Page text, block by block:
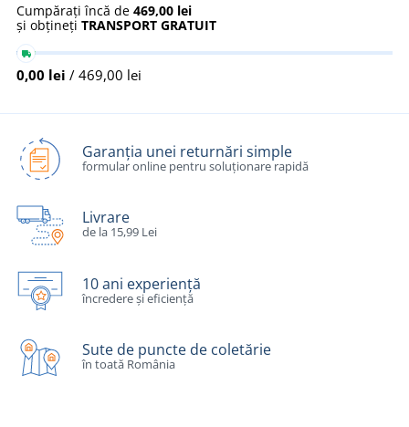
Cumpărați încă de 469,00 lei
și obțineți TRANSPORT GRATUIT
0,00 lei / 469,00 lei
Garanția unei returnări simple
formular online pentru soluționare rapidă
Livrare
de la 15,99 Lei
10 ani experiență
încredere și eficiență
Sute de puncte de coletărie
în toată România